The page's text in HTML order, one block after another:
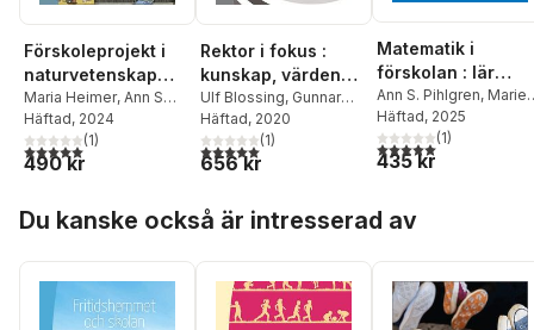
Förskoleprojekt i
naturvetenskap
och teknik : utifrån
litteratur
Maria Heimer, Ann S
Pihlgren,Helena Sagar
Häftad, 2024
5,0utav 5 stjärnor. Totalt antal röster:
(1)
490 kr
Rektor i fokus :
kunskap, värden
och verktyg
Ulf Blossing, Gunnar
Berg,Annika Bergviken
Rensfeldt,
Duek,Mats Ekholm
Susanne Gustavsson
Ingrid Hylander,Jan
Johansson-Hidén
Mette Liljenberg,Ann S
Pihlgren,David Ryffé,
Häftad, 2020
5,0utav 5 stjärnor. Totalt antal röster:
(1)
656 kr
Matematik i
förskolan : lär
genom lek och
planerade
aktiviteter
Ann S. Pihlgren, Marie
Andersson
Häftad, 2025
5,0utav 5 stjärnor.
(1)
435 kr
Du kanske också är intresserad av